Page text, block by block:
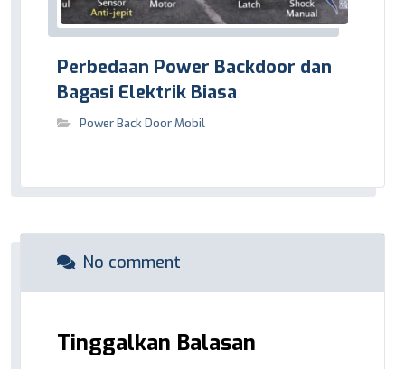
Perbedaan Power Backdoor dan
Bagasi Elektrik Biasa
Power Back Door Mobil
No comment
Tinggalkan Balasan